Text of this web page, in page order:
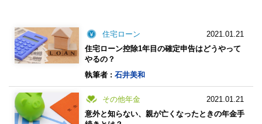
住宅ローン 2021.01.21
住宅ローン控除1年目の確定申告はどうやって
やるの？
執筆者 : 石井美和
その他年金 2021.01.21
意外と知らない、親が亡くなったときの年金手